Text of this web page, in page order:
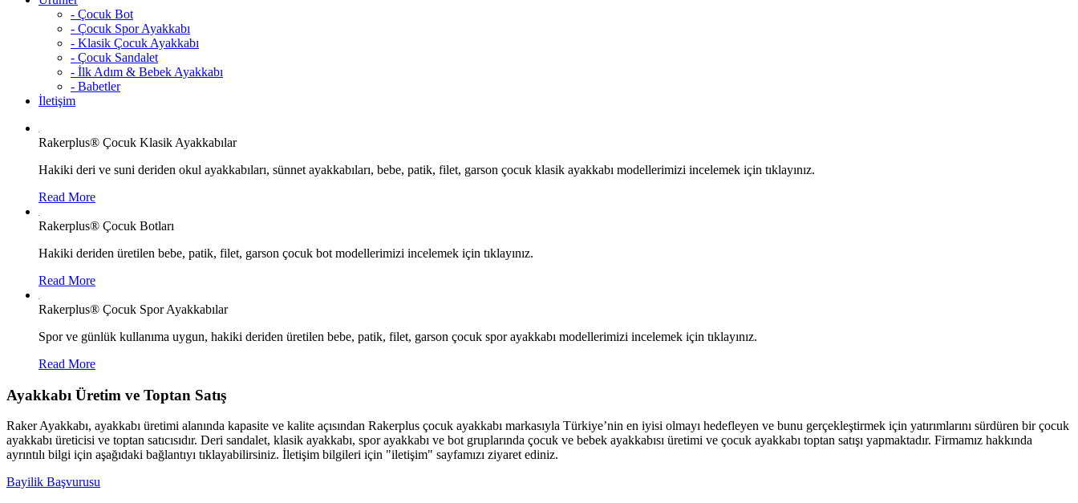
- Çocuk Bot
- Çocuk Spor Ayakkabı
- Klasik Çocuk Ayakkabı
- Çocuk Sandalet
- İlk Adım & Bebek Ayakkabı
- Babetler
İletişim
Rakerplus® Çocuk Klasik Ayakkabılar
Hakiki deri ve suni deriden okul ayakkabıları, sünnet ayakkabıları, bebe, patik, filet, garson çocuk klasik ayakkabı modellerimizi incelemek için tıklayınız.
Read More
Rakerplus® Çocuk Botları
Hakiki deriden üretilen bebe, patik, filet, garson çocuk bot modellerimizi incelemek için tıklayınız.
Read More
Rakerplus® Çocuk Spor Ayakkabılar
Spor ve günlük kullanıma uygun, hakiki deriden üretilen bebe, patik, filet, garson çocuk spor ayakkabı modellerimizi incelemek için tıklayınız.
Read More
Ayakkabı Üretim ve Toptan Satış
Raker Ayakkabı, ayakkabı üretimi alanında kapasite ve kalite açısından Rakerplus çocuk ayakkabı markasıyla Türkiye’nin en iyisi olmayı hedefleyen ve bunu gerçekleştirmek için yatırımlarını sürdüren bir çocuk
ayakkabı üreticisi ve toptan satıcısıdır. Deri sandalet, klasik ayakkabı, spor ayakkabı ve bot gruplarında çocuk ve bebek ayakkabısı üretimi ve çocuk ayakkabı toptan satışı yapmaktadır. Firmamız hakkında
ayrıntılı bilgi için aşağıdaki bağlantıyı tıklayabilirsiniz. İletişim bilgileri için "iletişim" sayfamızı ziyaret ediniz.
Bayilik Başvurusu